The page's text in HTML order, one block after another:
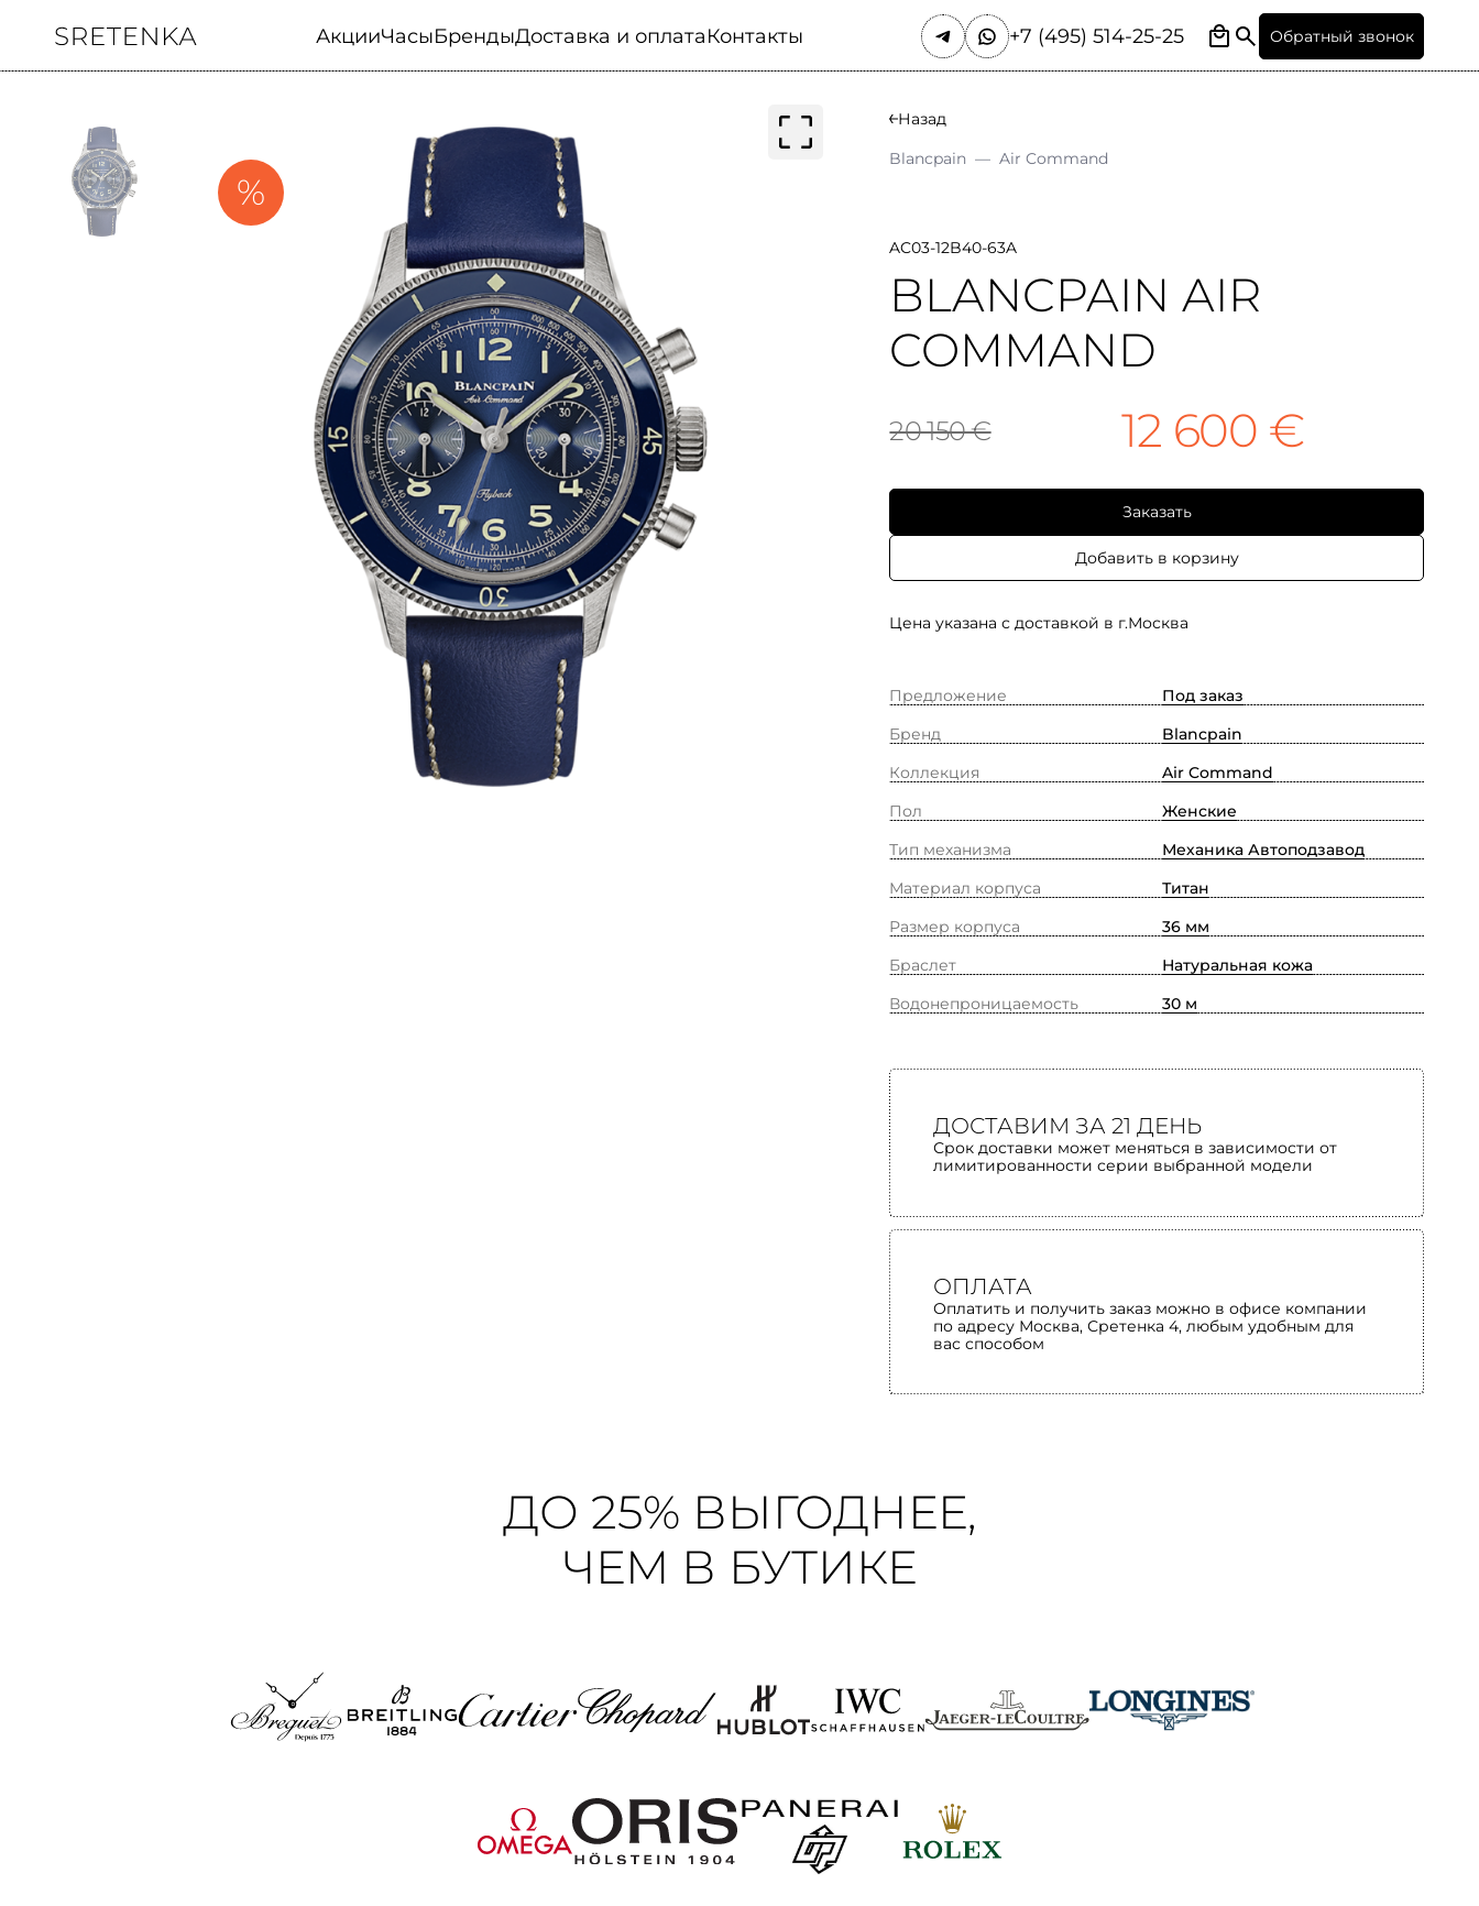
АкцииЧасыБрендыДоставка и оплатаКонтакты +7 (495) 514-25-25 Обратный звонок
%
Назад
Blancpain — Air Command
AC03-12B40-63A
BLANCPAIN AIR
COMMAND
20 150 € 12 600 €
Заказать
Добавить в корзину
Цена указана с доставкой в г.Москва
Предложение
Под заказ
Бренд
Blancpain
Коллекция
Air Command
Пол
Женские
Тип механизма
Механика Автоподзавод
Материал корпуса
Титан
Размер корпуса
36 мм
Браслет
Натуральная кожа
Водонепроницаемость
30 м
ДОСТАВИМ ЗА 21 ДЕНЬ
Срок доставки может меняться в зависимости от
лимитированности серии выбранной модели
ОПЛАТА
Оплатить и получить заказ можно в офисе компании
по адресу Москва, Сретенка 4, любым удобным для
вас способом
ДО 25% ВЫГОДНЕЕ,
ЧЕМ В БУТИКЕ